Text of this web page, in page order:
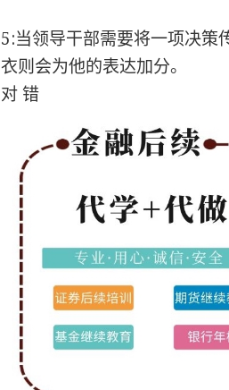
5:当领导干部需要将一项决策
衣则会为他的表达加分。
对 错